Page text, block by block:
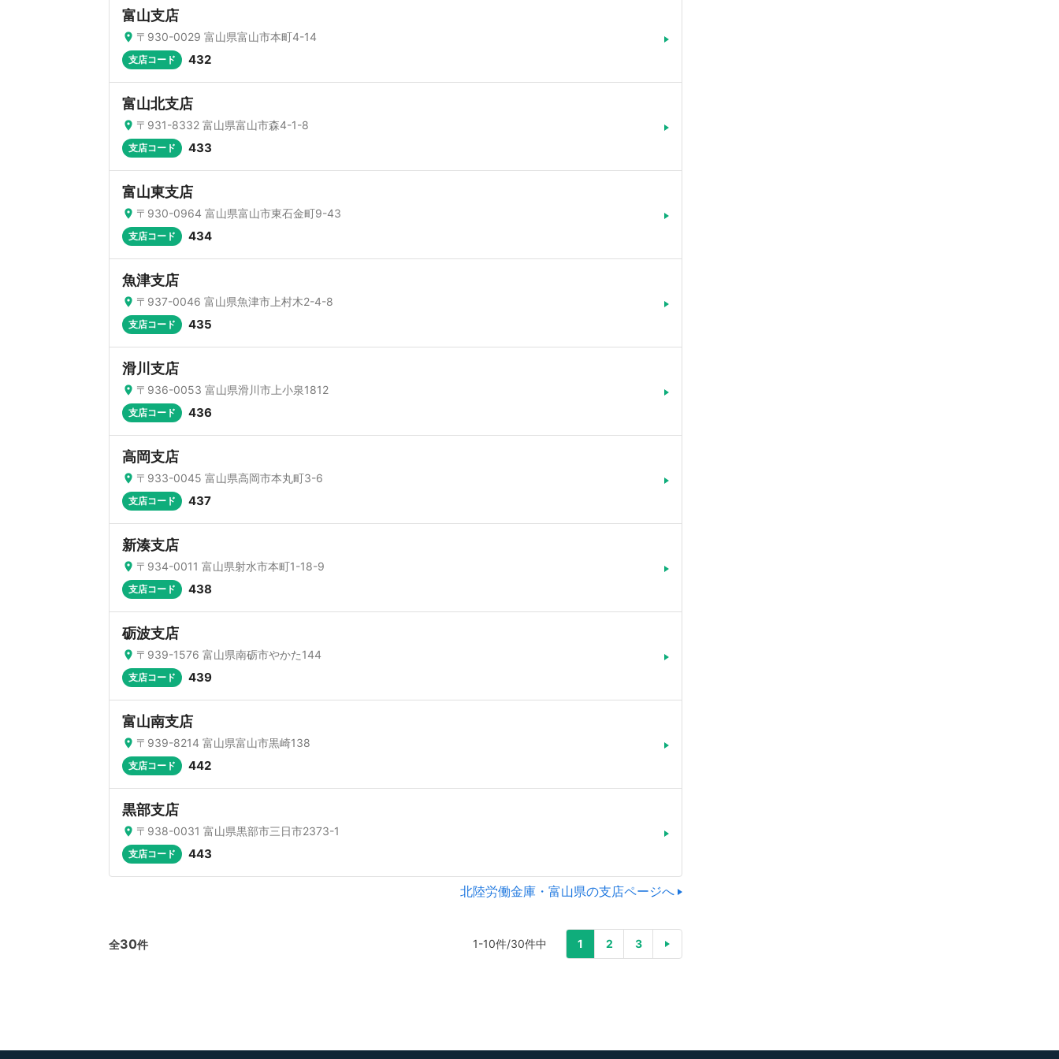
富山支店
〒930-0029 富山県富山市本町4-14
支店コード 432
富山北支店
〒931-8332 富山県富山市森4-1-8
支店コード 433
富山東支店
〒930-0964 富山県富山市東石金町9-43
支店コード 434
魚津支店
〒937-0046 富山県魚津市上村木2-4-8
支店コード 435
滑川支店
〒936-0053 富山県滑川市上小泉1812
支店コード 436
高岡支店
〒933-0045 富山県高岡市本丸町3-6
支店コード 437
新湊支店
〒934-0011 富山県射水市本町1-18-9
支店コード 438
砺波支店
〒939-1576 富山県南砺市やかた144
支店コード 439
富山南支店
〒939-8214 富山県富山市黒崎138
支店コード 442
黒部支店
〒938-0031 富山県黒部市三日市2373-1
支店コード 443
北陸労働金庫・富山県の支店ページへ
全30件 1-10件/30件中 1 2 3